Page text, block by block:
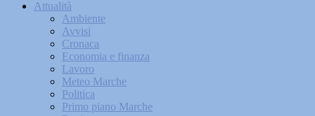
Attualità
Ambiente
Avvisi
Cronaca
Economia e finanza
Lavoro
Meteo Marche
Politica
Primo piano Marche